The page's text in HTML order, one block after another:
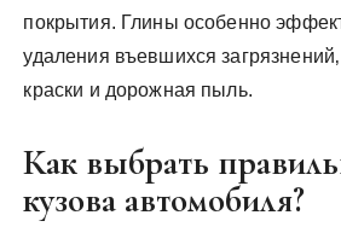
покрытия. Глины особенно
удаления въевшихся
краски и дорожная пыль.
Как выбрать
кузова автомобиля?